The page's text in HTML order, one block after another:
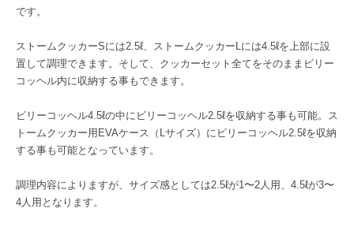
です。
ストームクッカーSには2.5ℓ、ストームクッカーLには4.5ℓを上部に設
置して調理できます。そして、クッカーセット全てをそのままビリー
コッヘル内に収納する事もできます。
ビリーコッヘル4.5ℓの中にビリーコッヘル2.5ℓを収納する事も可能。ス
トームクッカー用EVAケース（Lサイズ）にビリーコッヘル2.5ℓを収納
する事も可能となっています。
調理内容によりますが、サイズ感としては2.5ℓが1〜2人用、4.5ℓが3〜
4人用となります。